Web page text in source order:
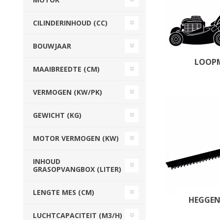
Beregeningspomp
Frontgewichten
Overige Tractoren
Beregeningshaspel
Beregeningskanon
VERZORGING
OVERIGE MACHINES
WERKPLAATS,
CILINDERINHOUD (CC)
BOUWJAAR
MAAIBREEDTE (CM)
VERMOGEN (KW/PK)
GEWICHT (KG)
MOTOR VERMOGEN (KW)
INHOUD
GRASOPVANGBOX (LITER)
LENGTE MES (CM)
LUCHTCAPACITEIT (M3/H)